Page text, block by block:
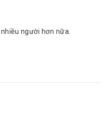
người hơn nữa.